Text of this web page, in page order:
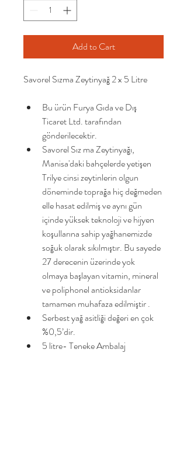
Add to Cart
Savorel Sızma Zeytinyağ 2 x 5 Litre
Bu ürün Furya Gıda ve Dış
Ticaret Ltd. tarafından
gönderilecektir.
Savorel Sız ma Zeytinyağı,
Manisa'daki bahçelerde yetişen
Trilye cinsi zeytinlerin olgun
döneminde toprağa hiç değmeden
elle hasat edilmiş ve aynı gün
içinde yüksek teknoloji ve hijyen
koşullarına sahip yağhanemizde
soğuk olarak sıkılmıştır. Bu sayede
27 derecenin üzerinde yok
olmaya başlayan vitamin, mineral
ve poliphonel antioksidanlar
tamamen muhafaza edilmiştir .
Serbest yağ asitliği değeri en çok
%0,5’dir.
5 litre- Teneke Ambalaj